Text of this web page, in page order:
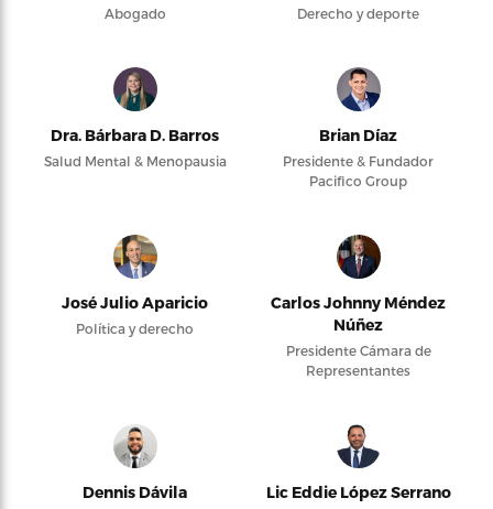
Abogado Derecho y deporte
Dra. Bárbara D. Barros
Salud Mental & Menopausia
Brian Díaz
Presidente & Fundador
Pacifico Group
José Julio Aparicio
Política y derecho
Carlos Johnny Méndez
Núñez
Presidente Cámara de
Representantes
Dennis Dávila Lic Eddie López Serrano